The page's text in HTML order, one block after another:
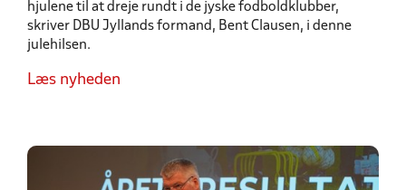
hjulene til at dreje rundt i de jyske fodboldklubber,
skriver DBU Jyllands formand, Bent Clausen, i denne
julehilsen.
Læs nyheden